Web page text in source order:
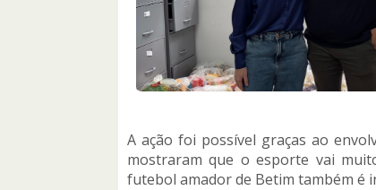
A ação foi possível graças ao
mostraram que o esporte vai
futebol amador de Betim também é